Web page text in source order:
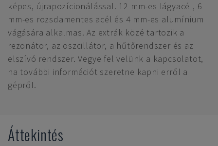
képes, újrapozícionálással. 12 mm-es lágyacél, 6
mm-es rozsdamentes acél és 4 mm-es alumínium
vágására alkalmas. Az extrák közé tartozik a
rezonátor, az oszcillátor, a hűtőrendszer és az
elszívó rendszer. Vegye fel velünk a kapcsolatot,
ha további információt szeretne kapni erről a
gépről.
Áttekintés